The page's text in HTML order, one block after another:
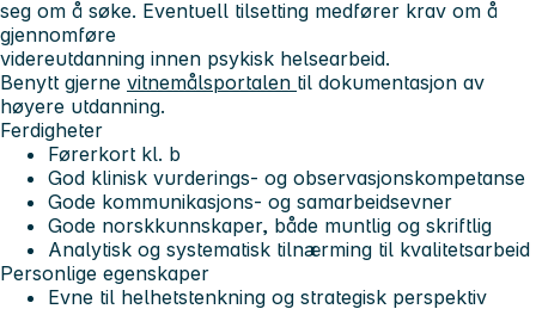
seg om å søke. Eventuell tilsetting medfører krav om å
gjennomføre
videreutdanning innen psykisk helsearbeid.
Benytt gjerne vitnemålsportalen til dokumentasjon av
høyere utdanning.
Ferdigheter
Førerkort kl. b
God klinisk vurderings- og observasjonskompetanse
Gode kommunikasjons- og samarbeidsevner
Gode norskkunnskaper, både muntlig og skriftlig
Analytisk og systematisk tilnærming til kvalitetsarbeid
Personlige egenskaper
Evne til helhetstenkning og strategisk perspektiv